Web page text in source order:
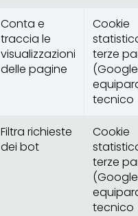
Conta e
traccia le
visualizzazioni
delle pagine
Cookie
terze
tecnico
Filtra richieste
dei bot
Cookie
terze
tecnico